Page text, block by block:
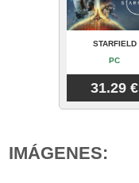
STARFIELD
PC
31.29 €
IMÁGENES: